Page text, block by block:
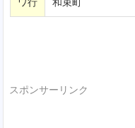
ワ行 和束町
スポンサーリンク